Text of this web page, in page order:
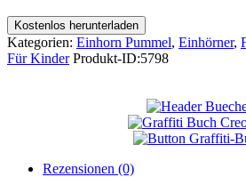
Kostenlos herunterladen
Kategorien: Einhorn Pummel, Einhörner,
Für Kinder Produkt-ID:5798
Rezensionen (0)